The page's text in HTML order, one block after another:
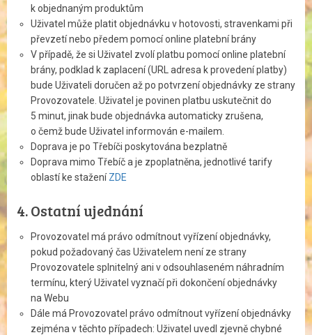
k objednaným produktům
Uživatel může platit objednávku v hotovosti, stra­venkami při
převzetí nebo předem pomocí online platební brány
V případě, že si Uživatel zvolí platbu pomocí online platební
brány, podklad k zaplacení (URL adresa k provedení platby)
bude Uživateli doručen až po potvrzení objednávky ze strany
Provozovatele. Uživatel je povinen platbu uskutečnit do
5 minut, jinak bude objednávka automaticky zrušena,
o čemž bude Uživatel informován e-mailem.
Doprava je po Třebíči poskytována bezplatně
Doprava mimo Třebíč a je zpoplatněna, jednotlivé tarify
oblastí ke staženíZDE
4. Ostatní ujednání
Provozovatel má právo odmítnout vyřízení objednávky,
pokud požadovaný čas Uživatelem není ze strany
Provozovatele splnitelný ani v odsouhlaseném náhradním
termínu, který Uživatel vyznačí při dokončení objednávky
na Webu
Dále má Provozovatel právo odmítnout vyřízení objednávky
zejména v těchto případech: Uživatel uvedl zjevně chybné